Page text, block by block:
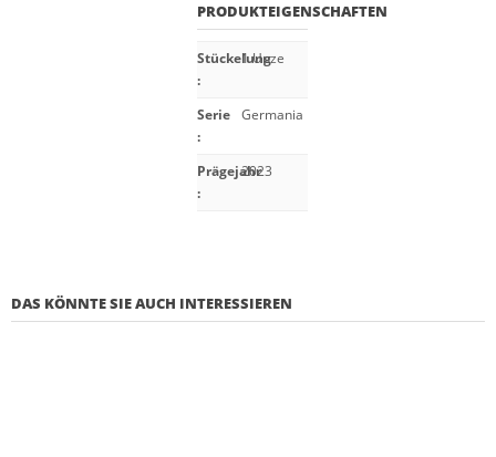
PRODUKTEIGENSCHAFTEN
Stückelung
:
1 Unze
Serie
:
Germania
Prägejahr
:
2023
DAS KÖNNTE SIE AUCH INTERESSIEREN